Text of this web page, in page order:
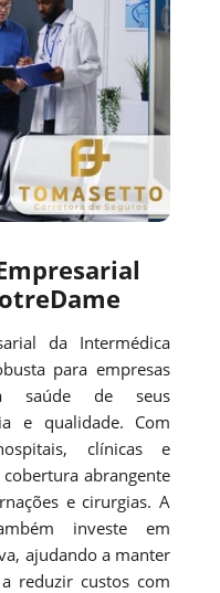
da Intermédica
para empresas
saúde de seus
e qualidade. Com
clínicas e
abrangente
e cirurgias. A
investe em
ajudando a manter
reduzir custos com